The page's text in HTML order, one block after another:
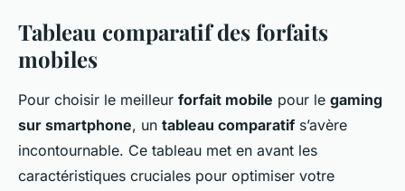
Tableau comparatif des forfaits
mobiles
Pour choisir le meilleur forfait mobile pour le gaming
sur smartphone, un tableau comparatifs’avère
incontournable. Ce tableau met en avant les
caractéristiques cruciales pour optimiser votre